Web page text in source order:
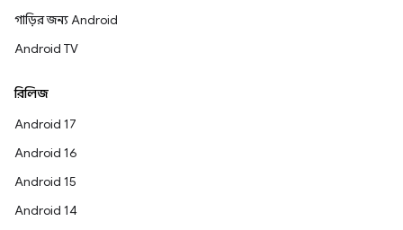
গাড়ির জন্য Android
Android TV
রিলিজ
Android 17
Android 16
Android 15
Android 14